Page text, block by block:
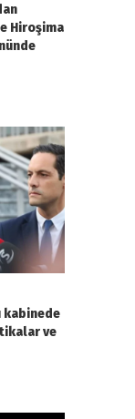
Hiroşima
ve